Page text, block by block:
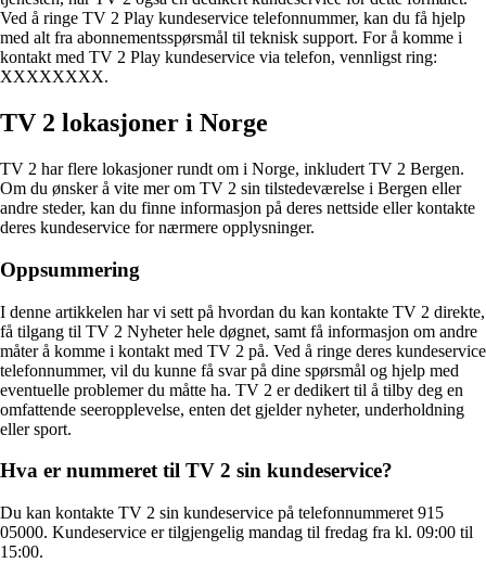
Ved å ringe TV 2 Play kundeservice telefonnummer, kan du få hjelp
med alt fra abonnementsspørsmål til teknisk support. For å komme i
kontakt med TV 2 Play kundeservice via telefon, vennligst ring:
XXXXXXXX.
TV 2 lokasjoner i Norge
TV 2 har flere lokasjoner rundt om i Norge, inkludert TV 2 Bergen.
Om du ønsker å vite mer om TV 2 sin tilstedeværelse i Bergen eller
andre steder, kan du finne informasjon på deres nettside eller kontakte
deres kundeservice for nærmere opplysninger.
Oppsummering
I denne artikkelen har vi sett på hvordan du kan kontakte TV 2 direkte,
få tilgang til TV 2 Nyheter hele døgnet, samt få informasjon om andre
måter å komme i kontakt med TV 2 på. Ved å ringe deres kundeservice
telefonnummer, vil du kunne få svar på dine spørsmål og hjelp med
eventuelle problemer du måtte ha. TV 2 er dedikert til å tilby deg en
omfattende seeropplevelse, enten det gjelder nyheter, underholdning
eller sport.
Hva er nummeret til TV 2 sin kundeservice?
Du kan kontakte TV 2 sin kundeservice på telefonnummeret 915
05000. Kundeservice er tilgjengelig mandag til fredag fra kl. 09:00 til
15:00.